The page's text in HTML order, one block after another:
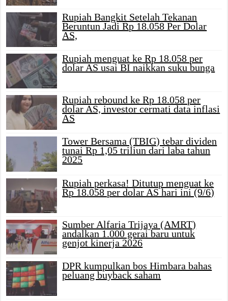
Rupiah Bangkit Setelah Tekanan
Beruntun Jadi Rp 18.058 Per Dolar
AS,
Rupiah menguat ke Rp 18.058 per
dolar AS usai BI naikkan suku bunga
Rupiah rebound ke Rp 18.058 per
dolar AS, investor cermati data inflasi
AS
Tower Bersama (TBIG) tebar dividen
tunai Rp 1,05 triliun dari laba tahun
2025
Rupiah perkasa! Ditutup menguat ke
Rp 18.058 per dolar AS hari ini (9/6)
Sumber Alfaria Trijaya (AMRT)
andalkan 1.000 gerai baru untuk
genjot kinerja 2026
DPR kumpulkan bos Himbara bahas
peluang buyback saham